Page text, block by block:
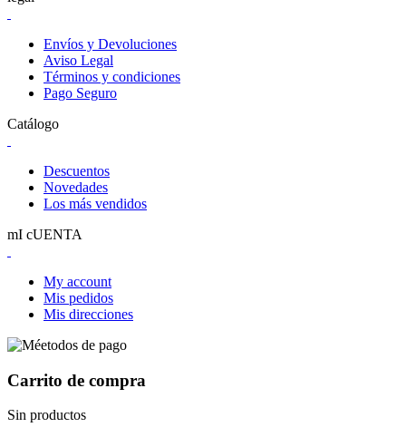
Envíos y Devoluciones
Aviso Legal
Términos y condiciones
Pago Seguro
Catálogo
Descuentos
Novedades
Los más vendidos
mI cUENTA
My account
Mis pedidos
Mis direcciones
Carrito de compra
Sin productos